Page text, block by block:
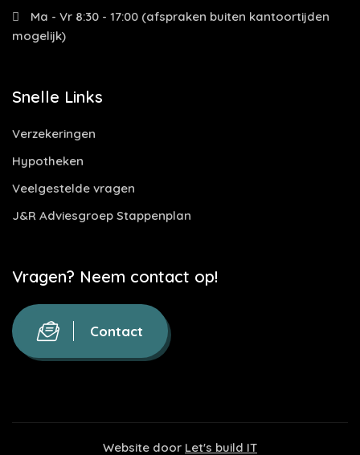
Ma - Vr 8:30 - 17:00 (afspraken buiten kantoortijden
mogelijk)
Snelle Links
Verzekeringen
Hypotheken
Veelgestelde vragen
J&R Adviesgroep Stappenplan
Vragen? Neem contact op!
Contact
Website door Let's build IT